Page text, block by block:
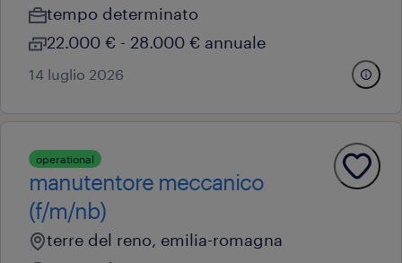
tempo determinato
22.000 € - 28.000 € annuale
14 luglio 2026
operational
manutentore meccanico
(f/m/nb)
terre del reno, emilia-romagna